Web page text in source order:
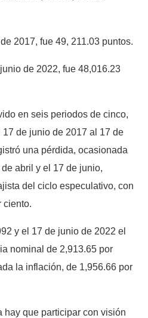
2017, fue 49, 211.03 puntos.
de 2022, fue 48,016.23
en seis periodos de cinco,
de junio de 2017 al 17 de
una pérdida, ocasionada
abril y el 17 de junio,
del ciclo especulativo, con
ciento.
y el 17 de junio de 2022 el
nominal de 2,913.65 por
la inflación, de 1,956.66 por
que participar con visión